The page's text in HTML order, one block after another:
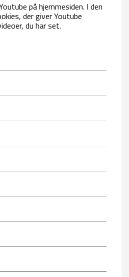
på hjemmesiden. I den
der giver Youtube
du har set.